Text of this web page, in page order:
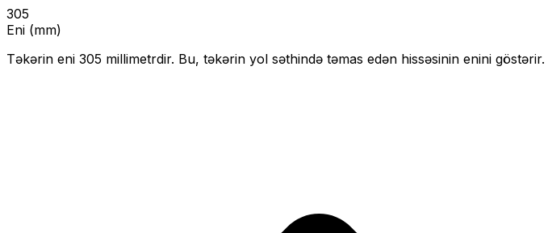
305
Eni (mm)
Təkərin eni 305 millimetrdir. Bu, təkərin yol səthində təmas edən hissəsinin enini göstərir.